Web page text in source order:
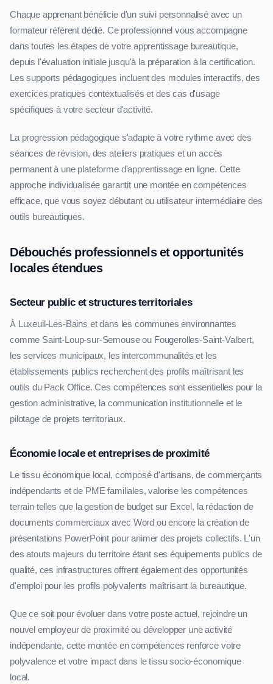
Chaque apprenant bénéficie d'un suivi personnalisé avec un
formateur référent dédié. Ce professionnel vous accompagne
dans toutes les étapes de votre apprentissage bureautique,
depuis l'évaluation initiale jusqu'à la préparation à la certification.
Les supports pédagogiques incluent des modules interactifs, des
exercices pratiques contextualisés et des cas d'usage
spécifiques à votre secteur d'activité.
La progression pédagogique s'adapte à votre rythme avec des
séances de révision, des ateliers pratiques et un accès
permanent à une plateforme d'apprentissage en ligne. Cette
approche individualisée garantit une montée en compétences
efficace, que vous soyez débutant ou utilisateur intermédiaire des
outils bureautiques.
Débouchés professionnels et opportunités
locales étendues
Secteur public et structures territoriales
À Luxeuil-Les-Bains et dans les communes environnantes
comme Saint-Loup-sur-Semouse ou Fougerolles-Saint-Valbert,
les services municipaux, les intercommunalités et les
établissements publics recherchent des profils maîtrisant les
outils du Pack Office. Ces compétences sont essentielles pour la
gestion administrative, la communication institutionnelle et le
pilotage de projets territoriaux.
Économie locale et entreprises de proximité
Le tissu économique local, composé d'artisans, de commerçants
indépendants et de PME familiales, valorise les compétences
terrain telles que la gestion de budget sur Excel, la rédaction de
documents commerciaux avec Word ou encore la création de
présentations PowerPoint pour animer des projets collectifs. L'un
des atouts majeurs du territoire étant ses équipements publics de
qualité, ces infrastructures offrent également des opportunités
d'emploi pour les profils polyvalents maîtrisant la bureautique.
Que ce soit pour évoluer dans votre poste actuel, rejoindre un
nouvel employeur de proximité ou développer une activité
indépendante, cette montée en compétences renforce votre
polyvalence et votre impact dans le tissu socio-économique
local.